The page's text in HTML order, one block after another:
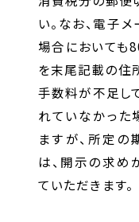
い。なお、電子
場合においても
を末尾記載の住
手数料が不足し
れていなかった
ますが、所定
は、開示の求め
ていただきます。